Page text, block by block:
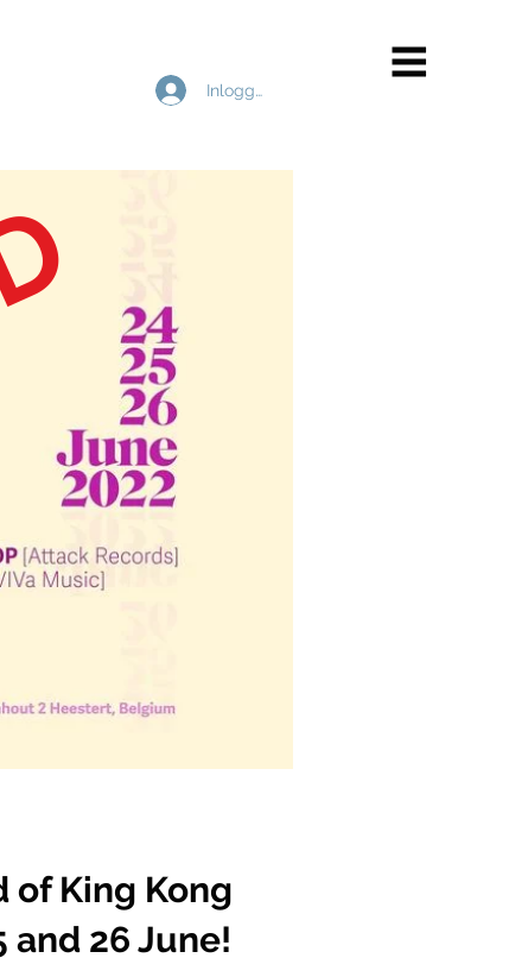
Inloggen
of King Kong
26 June!